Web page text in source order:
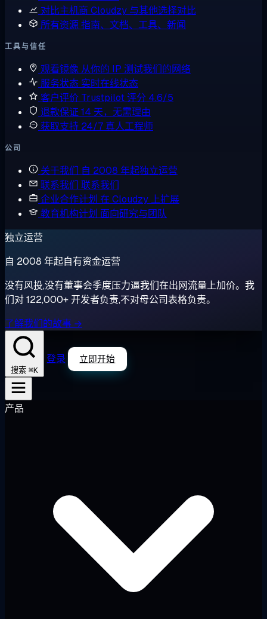
对比主机商 Cloudzy 与其他选择对比
所有资源指南、文档、工具、新闻
工具与信任
观看镜像 从你的 IP 测试我们的网络
服务状态 实时在线状态
客户评价 Trustpilot 评分 4.6/5
退款保证 14 天，无需理由
获取支持 24/7 真人工程师
公司
关于我们 自 2008 年起独立运营
联系我们 联系我们
企业合作计划 在 Cloudzy 上扩展
教育机构计划 面向研究与团队
独立运营
自 2008 年起自有资金运营
没有风投,没有董事会季度压力逼我们在出网流量上加价。我
们对 122,000+ 开发者负责,不对母公司表格负责。
了解我们的故事 →
搜索 ⌘K
登录 立即开始
产品